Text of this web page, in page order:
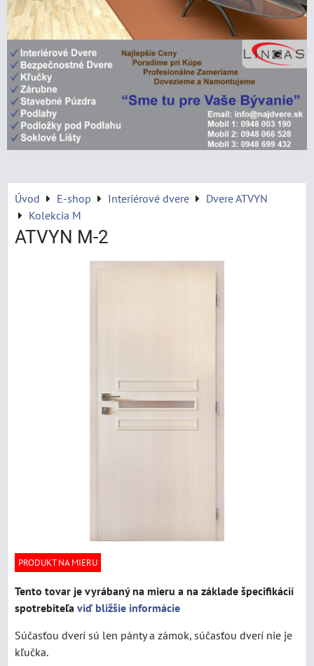
Úvod E-shop Interiérové dvere
Dvere ATVYN
Kolekcia M
ATVYN M-2
PRODUKT NA MIERU
Tento tovar je vyrábaný na mieru a na základe špecifikácií
spotrebiteľa viď bližšie informácie
Súčasťou dverí sú len pánty a zámok, súčasťou dverí nie je
kľučka.